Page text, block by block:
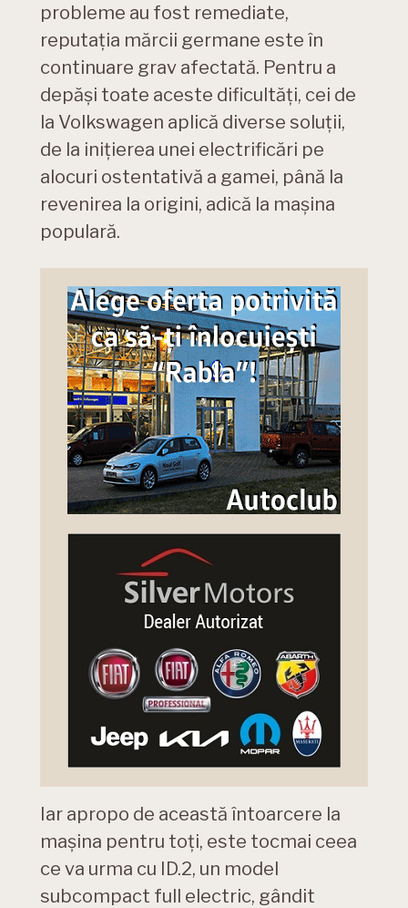
probleme au fost remediate,
reputația mărcii germane este în
continuare grav afectată. Pentru a
depăși toate aceste dificultăți, cei de
la Volkswagen aplică diverse soluții,
de la inițierea unei electrificări pe
alocuri ostentativă a gamei, până la
revenirea la origini, adică la mașina
populară.
Iar apropo de această întoarcere la
mașina pentru toți, este tocmai ceea
ce va urma cu ID.2, un model
subcompact full electric, gândit